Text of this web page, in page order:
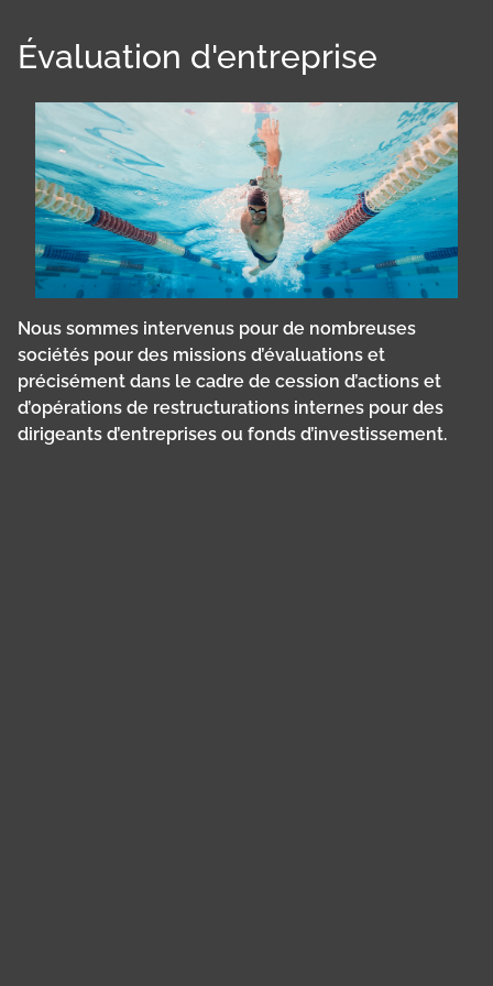
Évaluation d'entreprise
Nous sommes intervenus pour de nombreuses
sociétés pour des missions d’évaluations et
précisément dans le cadre de cession d’actions et
d’opérations de restructurations internes pour des
dirigeants d’entreprises ou fonds d’investissement.